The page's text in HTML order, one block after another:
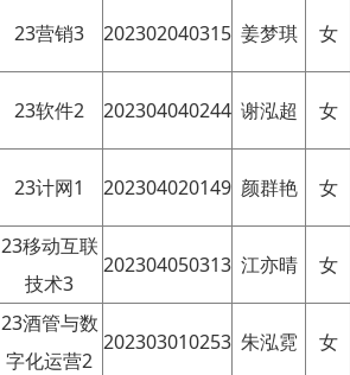
23营销3 202302040315 姜梦琪 女
23软件2 202304040244 谢泓超 女
23计网1 202304020149 颜群艳 女
23移动互联
技术3
202304050313 江亦晴 女
23酒管与数
字化运营2
202303010253 朱泓霓 女